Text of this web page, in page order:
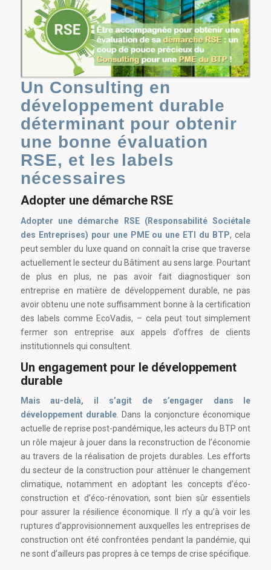
Un Consulting en
développement durable
déterminant pour obtenir
une bonne évaluation
RSE, et les labels
nécessaires
Adopter une démarche RSE
Adopter une démarche RSE (Responsabilité Sociétale
des Entreprises) pour une PME ou une ETI du BTP, cela
peut sembler du luxe quand on connaît la crise que traverse
actuellement le secteur du Bâtiment au sens large. Pourtant
de plus en plus, ne pas avoir fait diagnostiquer son
entreprise en matière de développement durable, ne pas
avoir obtenu une note suffisamment bonne à la certification
des labels comme EcoVadis, – cela peut tout simplement
fermer son entreprise aux appels d’offres de clients
institutionnels qui consultent.
Un engagement pour le développement
durable
Mais au-delà, il s’agit de s’engager dans le
développement durable. Dans la conjoncture économique
actuelle de reprise post-pandémique, les acteurs du BTP ont
un rôle majeur à jouer dans la reconstruction de l’économie
au travers de la réalisation de projets durables. Les efforts
du secteur de la construction pour atténuer le changement
climatique, notamment en adoptant les concepts d’éco-
construction et d’éco-rénovation, sont bien sûr essentiels
pour assurer la résilience économique. Il n’y a qu’à voir les
ruptures d’approvisionnement auxquelles les entreprises de
construction ont été confrontées pendant la pandémie, qui
ne sont d’ailleurs pas propres à ce temps de crise spécifique.